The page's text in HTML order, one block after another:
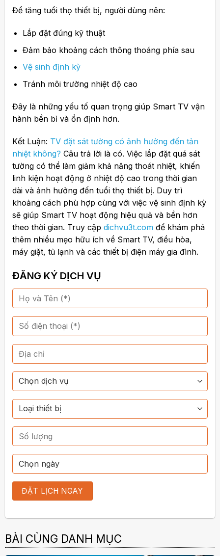
Để tăng tuổi thọ thiết bị, người dùng nên:
Lắp đặt đúng kỹ thuật
Đảm bảo khoảng cách thông thoáng phía sau
Vệ sinh định kỳ
Tránh môi trường nhiệt độ cao
Đây là những yếu tố quan trọng giúp Smart TV vận
hành bền bỉ và ổn định hơn.
Kết Luận: TV đặt sát tường có ảnh hưởng đến tản
nhiệt không? Câu trả lời là có. Việc lắp đặt quá sát
tường có thể làm giảm khả năng thoát nhiệt, khiến
linh kiện hoạt động ở nhiệt độ cao trong thời gian
dài và ảnh hưởng đến tuổi thọ thiết bị. Duy trì
khoảng cách phù hợp cùng với việc vệ sinh định kỳ
sẽ giúp Smart TV hoạt động hiệu quả và bền hơn
theo thời gian. Truy cập dichvu3t.comđể khám phá
thêm nhiều mẹo hữu ích về Smart TV, điều hòa,
máy giặt, tủ lạnh và các thiết bị điện máy gia đình.
ĐĂNG KÝ DỊCH VỤ
BÀI CÙNG DANH MỤC